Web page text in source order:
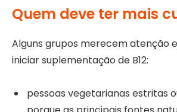
Quem deve ter mais
Alguns grupos merecem atenção
iniciar suplementação de B12:
pessoas vegetarianas estritas